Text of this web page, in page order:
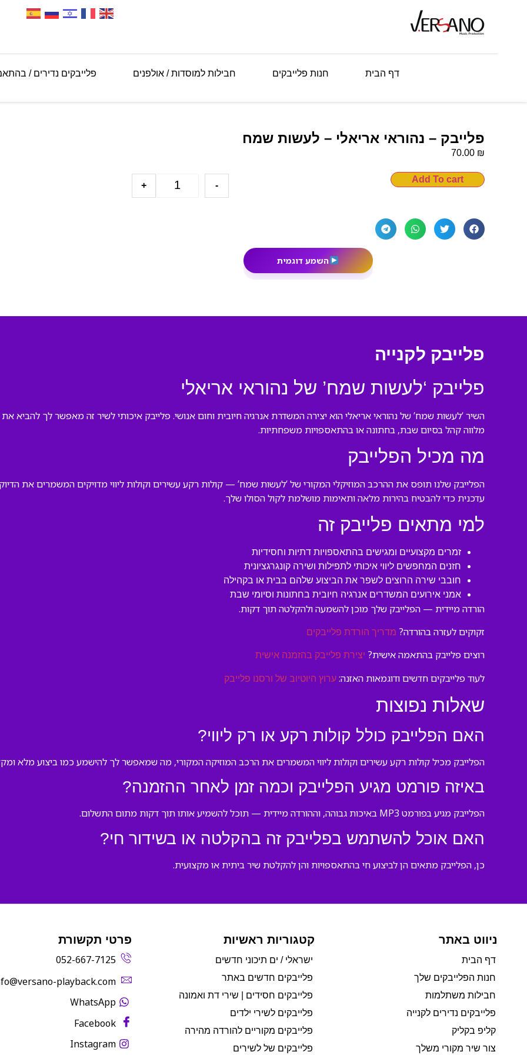
דף הבית חנות פלייבקים חבילות למוסדות / אולפנים פלייבקים נדירים /
פלייבק – נהוראי אריאלי – לעשות שמח
70.00 ₪
-
+
Add To cart
השמע דוגמית
פלייבק לקנייה
פלייבק ‘לעשות שמח’ של נהוראי אריאלי
השיר ‘לעשות שמח’ של נהוראי אריאלי הוא יצירה המשדרת אנרגיה חיובית וחום אנושי. פלייבק איכותי לשיר זה מאפשר לך
מלווה קהל בסיום שבת, בחתונה או בהתאספויות משפחתיות.
מה מכיל הפלייבק
הפלייבק שלנו תופס את ההרכב המוזיקלי המקורי של ‘לעשות שמח’ — קולות רקע עשירים וקולות ליווי מדויקים המשמרים את
עדכנית כדי להבטיח בהירות מלאה ותאימות מושלמת לקול הסולו שלך.
למי מתאים פלייבק זה
זמרים מקצועיים ומגישים בהתאספויות דתיות וחסידיות
חזנים המחפשים ליווי איכותי לתפילות ושירה קונגרגציונית
חובבי שירה הרוצים לשפר את הביצוע שלהם בבית או בקהילה
אמני אירועים המשדרים אנרגיה חיובית בחתונות וסיומי שבת
הורדה מיידית — הפלייבק שלך מוכן להשמעה ולהקלטה תוך דקות.
זקוקים לעזרה בהורדה? מדריך הורדת פלייבקים
רוצים פלייבק בהתאמה אישית? יצירת פלייבק בהזמנה אישית
לעוד פלייבקים חדשים ודוגמאות האזנה: ערוץ היוטיוב של ורסנו פלייבק
שאלות נפוצות
האם הפלייבק כולל קולות רקע או רק ליווי?
הפלייבק מכיל קולות רקע עשירים וקולות ליווי המשמרים את הרכב המוזיקה המקורי, מה שמאפשר לך להישמע כמו ביצוע מלא
באיזה פורמט מגיע הפלייבק וכמה זמן לאחר ההזמנה?
הפלייבק מגיע בפורמט MP3 באיכות גבוהה, וההורדה מיידית — תוכל להשמיע אותו תוך דקות מתום התשלום.
האם אוכל להשתמש בפלייבק זה בהקלטה או בשידור חי?
כן, הפלייבק מתאים הן לביצוע חי בהתאספויות והן להקלטת שיר ביתית או מקצועית.
ניווט באתר
דף הבית
חנות הפלייבקים שלך
חבילות משתלמות
פלייבקים נדירים לקנייה
קליפ בקליק
צור שיר מקורי משלך
קטגוריות ראשיות
ישראלי / ים תיכוני חדשים
פלייבקים חדשים באתר
פלייבקים חסידים | שירי דת ואמונה
פלייבקים לשירי ילדים
פלייבקים מקוריים להורדה מהירה
פלייבקים של לשירים
פרטי תקשורת
052-667-7125
playback.com‬
WhatsApp
Facebook
Instagram